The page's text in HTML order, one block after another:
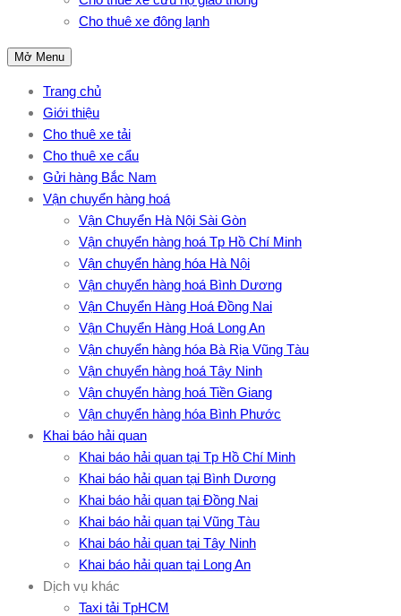
Cho thuê xe đông lạnh
Mở Menu
Trang chủ
Giới thiệu
Cho thuê xe tải
Cho thuê xe cẩu
Gửi hàng Bắc Nam
Vận chuyển hàng hoá
Vận Chuyển Hà Nội Sài Gòn
Vận chuyển hàng hoá Tp Hồ Chí Minh
Vận chuyển hàng hóa Hà Nội
Vận chuyển hàng hoá Bình Dương
Vận Chuyển Hàng Hoá Đồng Nai
Vận Chuyển Hàng Hoá Long An
Vận chuyển hàng hóa Bà Rịa Vũng Tàu
Vận chuyển hàng hoá Tây Ninh
Vận chuyển hàng hoá Tiền Giang
Vận chuyển hàng hóa Bình Phước
Khai báo hải quan
Khai báo hải quan tại Tp Hồ Chí Minh
Khai báo hải quan tại Bình Dương
Khai báo hải quan tại Đồng Nai
Khai báo hải quan tại Vũng Tàu
Khai báo hải quan tại Tây Ninh
Khai báo hải quan tại Long An
Dịch vụ khác
Taxi tải TpHCM